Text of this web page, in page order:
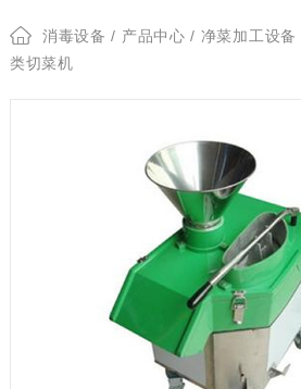
消毒设备 / 产品中心 / 净菜加工设备
类切菜机